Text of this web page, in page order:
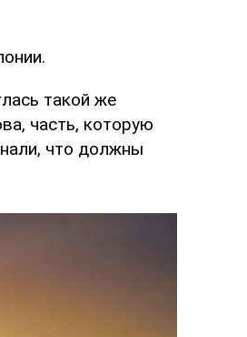
такой же
часть, которую
что должны